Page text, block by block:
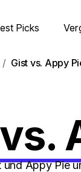
Picks
Gist vs. Appy
und Appy Pie